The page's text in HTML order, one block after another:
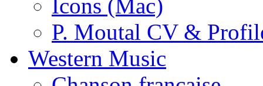
Icons (Mac)
P. Moutal CV &
Western Music